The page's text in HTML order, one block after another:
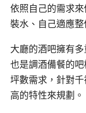
依照自己的需求
裝水、自己適應
大廳的酒吧擁有
也是調酒備餐的吧
坪數需求，針對
高的特性來規劃。